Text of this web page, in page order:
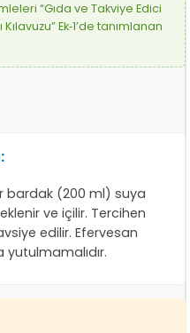
“Gıda ve Takviye Edici
Ek‑1’de tanımlanan
bardak (200 ml) suya
ve içilir. Tercihen
edilir. Efervesan